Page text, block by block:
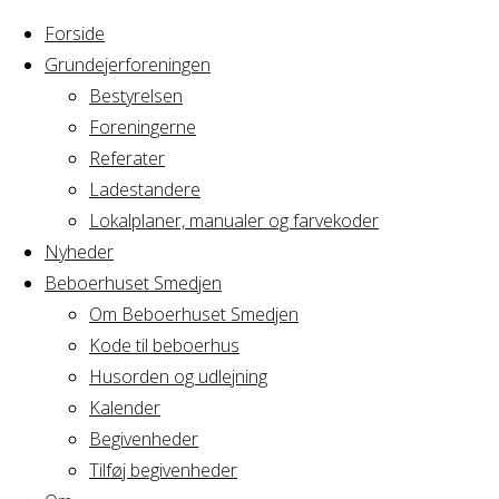
Forside
Grundejerforeningen
Bestyrelsen
Foreningerne
Referater
Ladestandere
Lokalplaner, manualer og farvekoder
Nyheder
Beboerhuset Smedjen
Om Beboerhuset Smedjen
Kode til beboerhus
Husorden og udlejning
Kalender
Begivenheder
Tilføj begivenheder
Home
Arrangement
Bestyrelsesmøde
AV2 -
Hvornår